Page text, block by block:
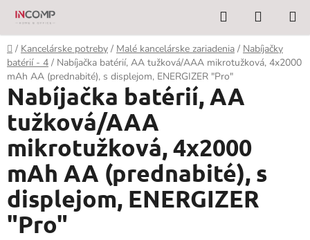
Prejsť
obsah
Hľadať
KOŠÍK
Domov
/ Kancelárske potreby / Malé kancelárske zariadenia / Nabíjačky
batérií - 4 / Nabíjačka batérií, AA tužková/AAA mikrotužková, 4x2000
mAh AA (prednabité), s displejom, ENERGIZER "Pro"
Nabíjačka batérií, AA
tužková/AAA
mikrotužková, 4x2000
mAh AA (prednabité), s
displejom, ENERGIZER
"Pro"